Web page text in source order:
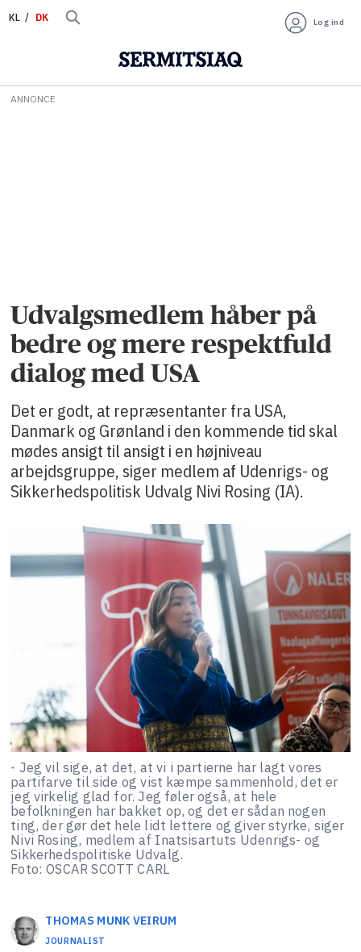
KL DK Log ind
ANNONCE
Udvalgsmedlem håber på
bedre og mere respektfuld
dialog med USA
Det er godt, at repræsentanter fra USA,
Danmark og Grønland i den kommende tid skal
mødes ansigt til ansigt i en højniveau
arbejdsgruppe, siger medlem af Udenrigs- og
Sikkerhedspolitisk Udvalg Nivi Rosing (IA).
- Jeg vil sige, at det, at vi i partierne har lagt vores
partifarve til side og vist kæmpe sammenhold, det er
jeg virkelig glad for. Jeg føler også, at hele
befolkningen har bakket op, og det er sådan nogen
ting, der gør det hele lidt lettere og giver styrke, siger
Nivi Rosing, medlem af Inatsisartuts Udenrigs- og
Sikkerhedspolitiske Udvalg.
Foto: OSCAR SCOTT CARL
THOMAS MUNK VEIRUM
JOURNALIST